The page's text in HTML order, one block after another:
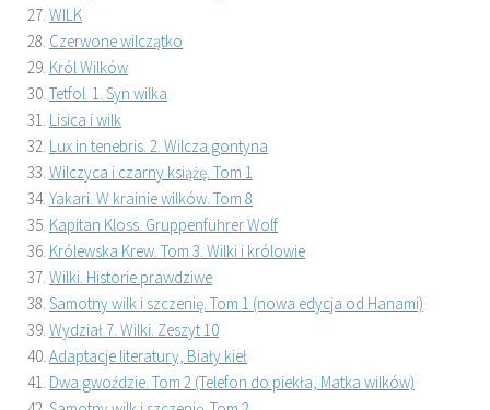
WILK
Czerwone wilczątko
Król Wilków
Tetfol. 1. Syn wilka
Lisica i wilk
Lux in tenebris. 2. Wilcza gontyna
Wilczyca i czarny książę. Tom 1
Yakari. W krainie wilków. Tom 8
Kapitan Kloss. Gruppenführer Wolf
Królewska Krew. Tom 3. Wilki i królowie
Wilki. Historie prawdziwe
Samotny wilk i szczenię. Tom 1 (nowa edycja od Hanami)
Wydział 7. Wilki. Zeszyt 10
Adaptacje literatury, Biały kieł
Dwa gwoździe. Tom 2 (Telefon do piekła, Matka wilków)